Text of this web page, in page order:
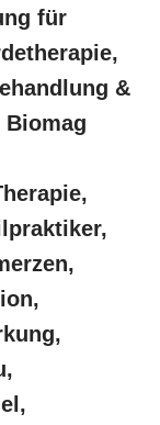
für
&
Biomag